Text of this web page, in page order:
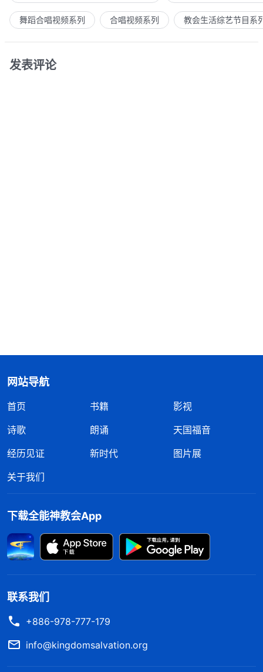
舞蹈合唱视频系列 合唱视频系列 教会生活综艺节目系
发表评论
网站导航
首页 书籍
影视
诗歌
朗诵
天国福音
经历见证
新时代
图片展
关于我们
下载全能神教会App
联系我们
+886-978-777-179
info@kingdomsalvation.org